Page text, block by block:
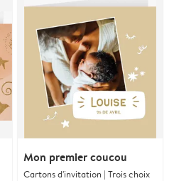
Mon premier coucou
Cartons d'invitation | Trois choix